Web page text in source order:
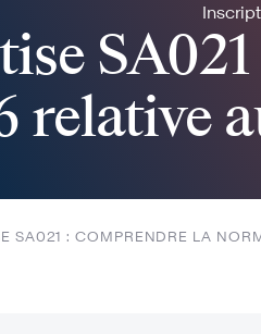
relative
SA021 : COMPRENDRE LA